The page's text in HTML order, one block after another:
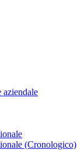
aziendale
(Cronologico)